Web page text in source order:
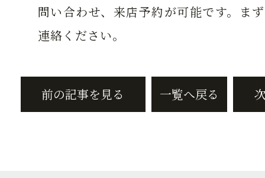
問い合わせ、来店予約が可能です。ま
連絡ください。
前の記事を見る 一覧へ戻る